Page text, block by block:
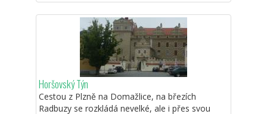
Horšovský Týn
Cestou z Plzně na Domažlice, na březích
Radbuzy se rozkládá nevelké, ale i přes svou